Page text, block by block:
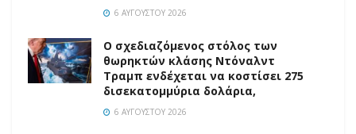
6 ΑΥΓΟΎΣΤΟΥ 2026
Ο σχεδιαζόμενος στόλος των
θωρηκτών κλάσης Ντόναλντ
Τραμπ ενδέχεται να κοστίσει 275
δισεκατομμύρια δολάρια,
6 ΑΥΓΟΎΣΤΟΥ 2026